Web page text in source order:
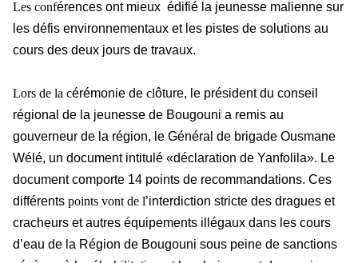
Les conférences ont mieux édifié la jeunesse malienne sur
les défis environnementaux et les pistes de solutions au
cours des deux jours de travaux.
Lors de la cérémonie de clôture, le président du conseil
régional de la jeunesse de Bougouni a remis au
gouverneur de la région, le Général de brigade Ousmane
Wélé, un document intitulé «déclaration de Yanfolila». Le
document comporte 14 points de recommandations. Ces
différents points vont de l’interdiction stricte des dragues et
cracheurs et autres équipements illégaux dans les cours
d’eau de la Région de Bougouni sous peine de sanctions